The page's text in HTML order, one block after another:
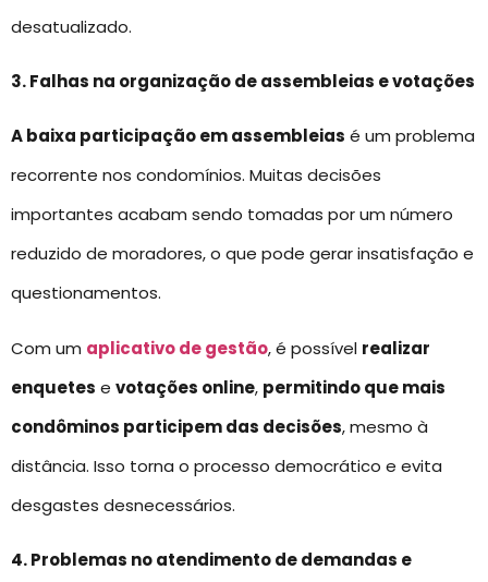
desatualizado.
3. Falhas na organização de assembleias e votações
A baixa participação em assembleias é um problema
recorrente nos condomínios. Muitas decisões
importantes acabam sendo tomadas por um número
reduzido de moradores, o que pode gerar insatisfação e
questionamentos.
Com um aplicativo de gestão, é possível realizar
enquetes e votações online, permitindo que mais
condôminos participem das decisões, mesmo à
distância. Isso torna o processo democrático e evita
desgastes desnecessários.
4. Problemas no atendimento de demandas e